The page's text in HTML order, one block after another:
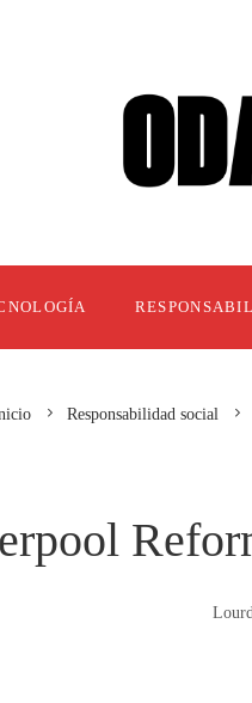
Responsabilidad social